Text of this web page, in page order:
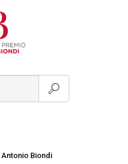
Antonio Biondi